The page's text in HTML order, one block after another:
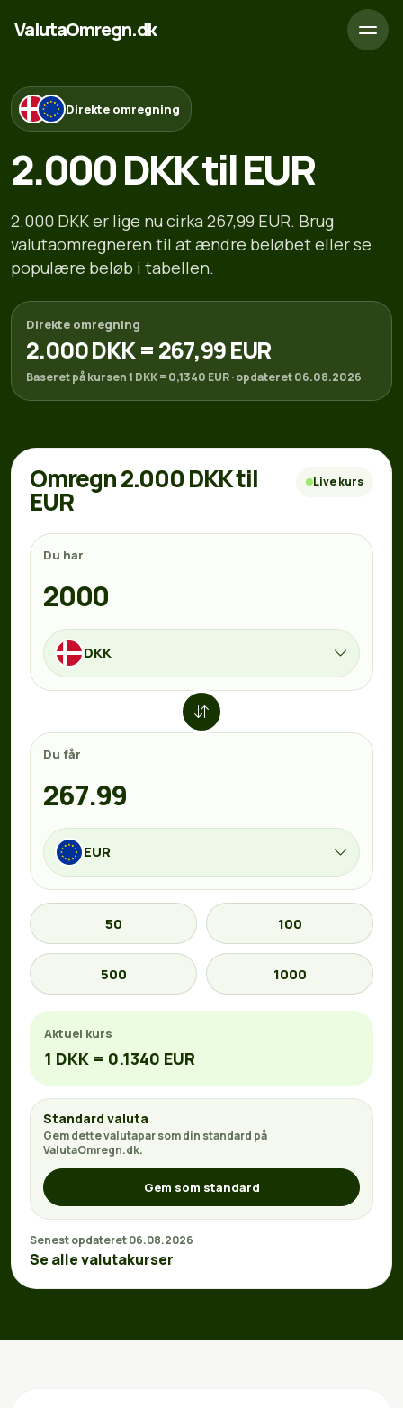
ValutaOmregn.dk
Direkte omregning
2.000 DKK til EUR
2.000 DKK er lige nu cirka 267,99 EUR. Brug
valutaomregneren til at ændre beløbet eller se
populære beløb i tabellen.
Direkte omregning
2.000 DKK = 267,99 EUR
Baseret på kursen 1 DKK = 0,1340 EUR · opdateret 06.08.2026
Omregn 2.000 DKK til
EUR
Live kurs
Du har
DKK
Du får
EUR
50 100
500 1000
Aktuel kurs
1 DKK = 0.1340 EUR
Standard valuta
Gem dette valutapar som din standard på
ValutaOmregn.dk.
Gem som standard
Senest opdateret 06.08.2026
Se alle valutakurser